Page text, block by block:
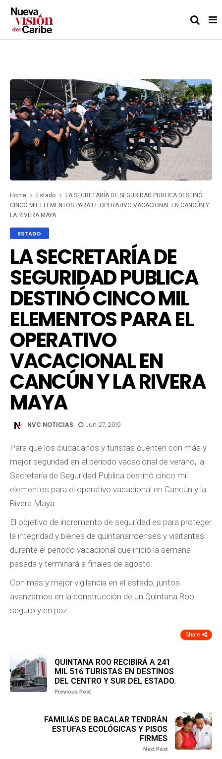
Home Estado
LA SECRETARÍA DE SEGURIDAD PUBLICA DESTINÓ
CINCO MIL ELEMENTOS PARA EL OPERATIVO VACACIONAL EN CANCÚN Y
LA RIVERA MAYA
ESTADO
LA SECRETARÍA DE
SEGURIDAD PUBLICA
DESTINÓ CINCO MIL
ELEMENTOS PARA EL
OPERATIVO
VACACIONAL EN
CANCÚN Y LA RIVERA
MAYA
NVC NOTICIAS Jun 27, 2019
Para que los ciudadanos y turistas cuenten con más y
mejor seguridad en el periodo vacacional de verano, la
Secretaría de Seguridad Publica destinó cinco mil
elementos para el operativo vacacional en Cancún y la
Rivera Maya.
El objetivo de incremento de seguridad es para proteger
la integridad y bienes de quintanarroenses y visitantes
durante el periodo vacacional que inició la semana
pasada y terminará a finales de agosto.
Con más y mejor vigilancia en el estado, juntos
avanzamos en la construcción de un Quintana Roo
seguro y en paz.
Share
QUINTANA ROO RECIBIRÁ A 241
MIL 516 TURISTAS EN DESTINOS
DEL CENTRO Y SUR DEL ESTADO.
Previous Post
FAMILIAS DE BACALAR TENDRÁN
ESTUFAS ECOLÓGICAS Y PISOS
FIRMES
Next Post